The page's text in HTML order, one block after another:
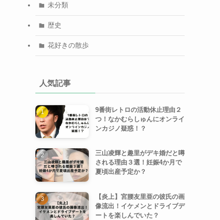
未分類
歴史
花好きの散歩
人気記事
9番街レトロの活動休止理由２
つ！なかむらしゅんにオンライ
ンカジノ疑惑！？
三山凌輝と趣里がデキ婚だと噂
される理由３選！妊娠4か月で
夏頃出産予定か？
【炎上】宮腰友里亜の彼氏の画
像流出！イケメンとドライブデ
ートを楽しんでいた？